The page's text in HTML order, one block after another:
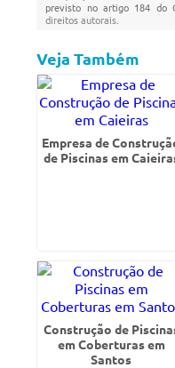
previsto no artigo 184 do
direitos autorais
Veja Também
Empresa de
de Piscinas em
Construção de
em Coberturas em
Santos